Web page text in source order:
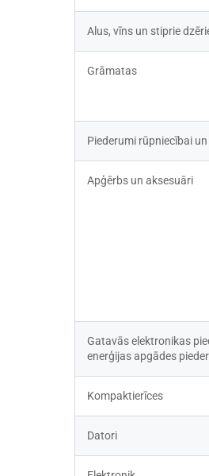
Alus, vīns un stiprie
Grāmatas
Piederumi rūpniecībai
Apģērbs un aksesuāri
Gatavās elektronikas
enerģijas apgādes
Kompaktierīces
Datori